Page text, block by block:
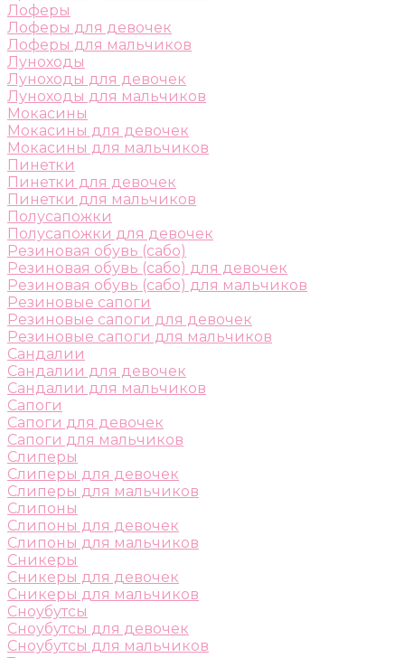
Лоферы
Лоферы для девочек
Лоферы для мальчиков
Луноходы
Луноходы для девочек
Луноходы для мальчиков
Мокасины
Мокасины для девочек
Мокасины для мальчиков
Пинетки
Пинетки для девочек
Пинетки для мальчиков
Полусапожки
Полусапожки для девочек
Резиновая обувь (сабо)
Резиновая обувь (сабо) для девочек
Резиновая обувь (сабо) для мальчиков
Резиновые сапоги
Резиновые сапоги для девочек
Резиновые сапоги для мальчиков
Сандалии
Сандалии для девочек
Сандалии для мальчиков
Сапоги
Сапоги для девочек
Сапоги для мальчиков
Слиперы
Слиперы для девочек
Слиперы для мальчиков
Слипоны
Слипоны для девочек
Слипоны для мальчиков
Сникеры
Сникеры для девочек
Сникеры для мальчиков
Сноубутсы
Сноубутсы для девочек
Сноубутсы для мальчиков